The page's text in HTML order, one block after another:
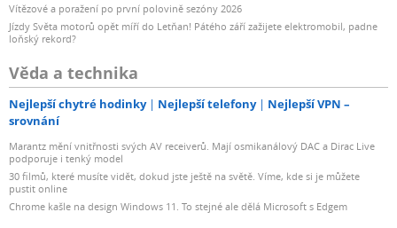
Vítězové a poražení po první polovině sezóny 2026
Jízdy Světa motorů opět míří do Letňan! Pátého září zažijete elektromobil, padne
loňský rekord?
Věda a technika
Nejlepší chytré hodinky Nejlepší telefony
Nejlepší VPN –
srovnání
Marantz mění vnitřnosti svých AV receiverů. Mají osmikanálový DAC a Dirac Live
podporuje i tenký model
30 filmů, které musíte vidět, dokud jste ještě na světě. Víme, kde si je můžete
pustit online
Chrome kašle na design Windows 11. To stejné ale dělá Microsoft s Edgem